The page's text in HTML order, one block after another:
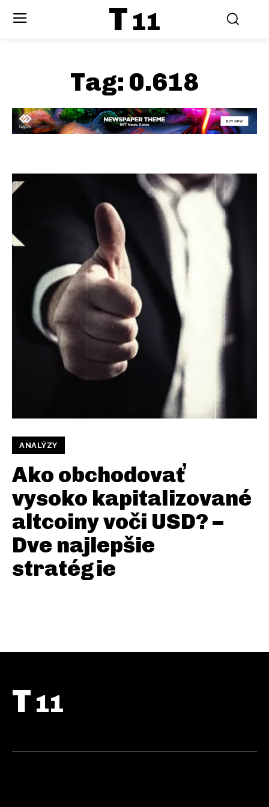
T 11
Tag: 0.618
ANALÝZY
Ako obchodovať
vysoko kapitalizované
altcoiny voči USD? –
Dve najlepšie
stratégie
T 11